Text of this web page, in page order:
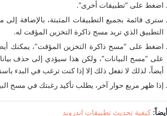
اضغط على “تطبيقات أخرى”.
سترى قائمة بجميع التطبيقات المثبتة، بالإضافة
التطبيق الذي تريد مسح ذاكرة التخزين المؤقت له.
اضغط على “مسح ذاكرة التخزين المؤقت”، يمكنك
على “مسح البيانات”، ولكن هذا سيؤدي إلى حذف
أيضاً، لذلك لا تفعل ذلك إلا إذا كنت ترغب في البدء
إذا ظهر مربع حوار آخر، يطلب تأكيد رغبتك في مسح
كيفية تحديث تطبيقات اندرويد